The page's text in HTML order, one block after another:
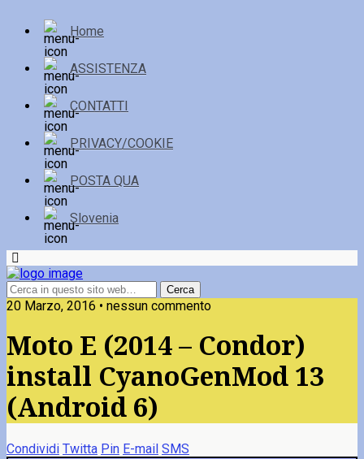
Home
ASSISTENZA
CONTATTI
PRIVACY/COOKIE
POSTA QUA
Slovenia
20 Marzo, 2016 • nessun commento
Moto E (2014 – Condor)
install CyanoGenMod 13
(Android 6)
Condividi Twitta Pin E-mail SMS